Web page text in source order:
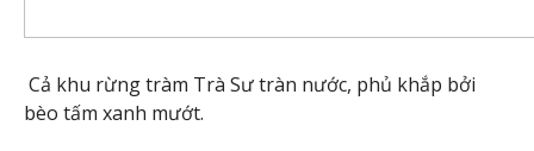
Cả khu rừng tràm Trà Sư tràn nước, phủ khắp bởi
bèo tấm xanh mướt.